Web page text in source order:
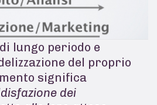
lungo periodo e
del proprio
significa
dei